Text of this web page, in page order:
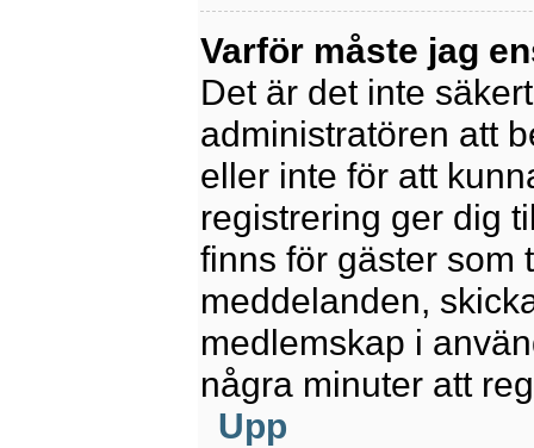
Varför måste jag
Det är det inte
administratören att
eller inte för att
registrering ger dig
finns för gäster som
meddelanden,
medlemskap i
några minuter att
Upp